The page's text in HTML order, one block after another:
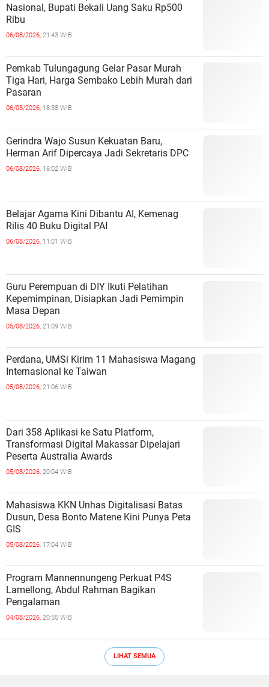
Nasional, Bupati Bekali Uang Saku Rp500
Ribu
06/08/2026, 21:43 WIB
Pemkab Tulungagung Gelar Pasar Murah
Tiga Hari, Harga Sembako Lebih Murah dari
Pasaran
06/08/2026, 18:38 WIB
Gerindra Wajo Susun Kekuatan Baru,
Herman Arif Dipercaya Jadi Sekretaris DPC
06/08/2026, 16:02 WIB
Belajar Agama Kini Dibantu AI, Kemenag
Rilis 40 Buku Digital PAI
06/08/2026, 11:01 WIB
Guru Perempuan di DIY Ikuti Pelatihan
Kepemimpinan, Disiapkan Jadi Pemimpin
Masa Depan
05/08/2026, 21:09 WIB
Perdana, UMSi Kirim 11 Mahasiswa Magang
Internasional ke Taiwan
05/08/2026, 21:06 WIB
Dari 358 Aplikasi ke Satu Platform,
Transformasi Digital Makassar Dipelajari
Peserta Australia Awards
05/08/2026, 20:04 WIB
Mahasiswa KKN Unhas Digitalisasi Batas
Dusun, Desa Bonto Matene Kini Punya Peta
GIS
05/08/2026, 17:04 WIB
Program Mannennungeng Perkuat P4S
Lamellong, Abdul Rahman Bagikan
Pengalaman
04/08/2026, 20:55 WIB
LIHAT SEMUA